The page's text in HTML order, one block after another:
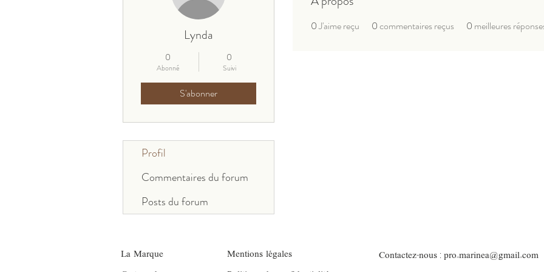
Lynda
0
Abonné
0
Suivi
S'abonner
Profil
Commentaires du forum
Posts du forum
0J'aime reçu 0commentaires reçus 0 meilleures
La Marque
Mentions légales
Contactez-nous : pro.marinea@gmail.com